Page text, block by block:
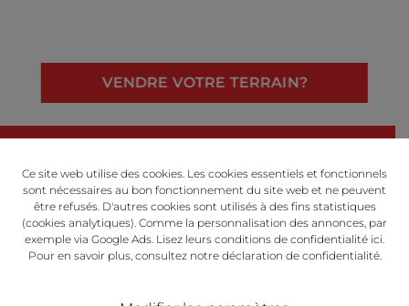
VENDRE VOTRE TERRAIN?
Powered by
Ce site web utilise des cookies. Les cookies essentiels et fonctionnels
sont nécessaires au bon fonctionnement du site web et ne peuvent
être refusés. D'autres cookies sont utilisés à des fins statistiques
(cookies analytiques). Comme la personnalisation des annonces, par
exemple via Google Ads. Lisez leurs conditions de confidentialité ici.
Pour en savoir plus, consultez notre déclaration de confidentialité​​​​​​​.